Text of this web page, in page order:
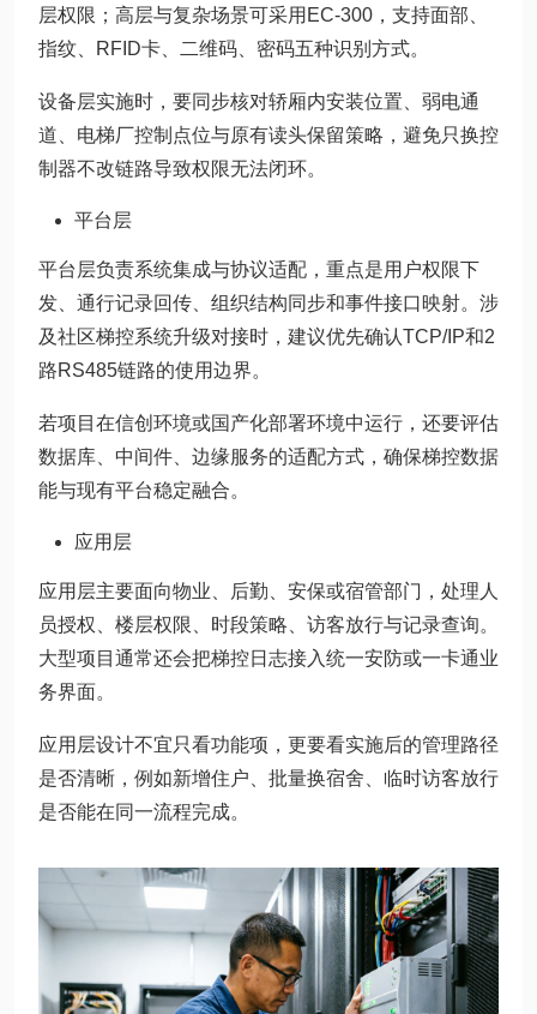
层权限；高层与复杂场景可采用EC-300，支持面部、
指纹、RFID卡、二维码、密码五种识别方式。
设备层实施时，要同步核对轿厢内安装位置、弱电通
道、电梯厂控制点位与原有读头保留策略，避免只换控
制器不改链路导致权限无法闭环。
平台层
平台层负责系统集成与协议适配，重点是用户权限下
发、通行记录回传、组织结构同步和事件接口映射。涉
及社区梯控系统升级对接时，建议优先确认TCP/IP和2
路RS485链路的使用边界。
若项目在信创环境或国产化部署环境中运行，还要评估
数据库、中间件、边缘服务的适配方式，确保梯控数据
能与现有平台稳定融合。
应用层
应用层主要面向物业、后勤、安保或宿管部门，处理人
员授权、楼层权限、时段策略、访客放行与记录查询。
大型项目通常还会把梯控日志接入统一安防或一卡通业
务界面。
应用层设计不宜只看功能项，更要看实施后的管理路径
是否清晰，例如新增住户、批量换宿舍、临时访客放行
是否能在同一流程完成。